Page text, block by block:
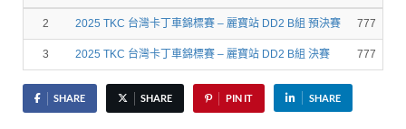
2 2025 TKC 台灣卡丁車錦標賽 – 麗寶站 DD2 B組 預決賽 777
3 2025 TKC 台灣卡丁車錦標賽 – 麗寶站 DD2 B組 決賽 777
SHARE SHARE PIN IT SHARE